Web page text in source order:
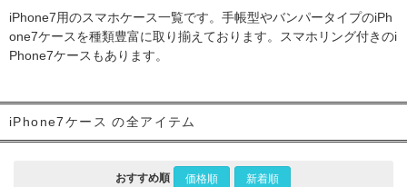
iPhone7用のスマホケース一覧です。手帳型やバンパータイプのiPh
one7ケースを種類豊富に取り揃えております。スマホリング付きのi
Phone7ケースもあります。
iPhone7ケース の全アイテム
おすすめ順 価格順 新着順